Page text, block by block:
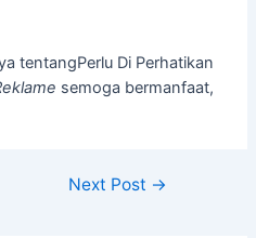
tentangPerlu Di Perhatikan
semoga bermanfaat,
Next Post →